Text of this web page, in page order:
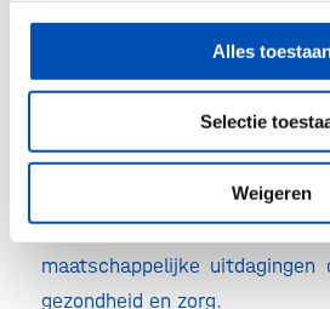
Alles
Selectie
Weigeren
biotechnologie geldt. Invest-
het financieringslandschap
door een brug te slaan
regelingen en private
als vliegwiel dienen voor
biotech bedrijven met nog
werken aan innovatieve
maatschappelijke
gezondheid en zorg.